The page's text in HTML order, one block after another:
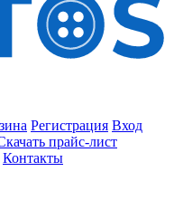
Регистрация Вход
прайс-лист
Контакты